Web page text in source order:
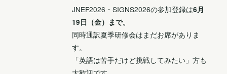
JNEF2026・SIGNS2026の参加登録は6月
19日（金）まで。
同時通訳夏季研修会はまだお席がありま
す。
「英語は苦手だけど挑戦してみたい」方も